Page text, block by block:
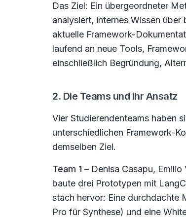
Das Ziel: Ein übergeordneter
analysiert, internes Wissen
aktuelle Framework-
laufend an neue Tools,
einschließlich Begründung,
2. Die Teams und ihr Ansatz
Vier Studierendenteams haben
unterschiedlichen Framework-
demselben Ziel.
Team 1 – Denisa Casapu,
baute drei Prototypen mit
stach hervor: Eine durchdachte
Pro für Synthese) und eine